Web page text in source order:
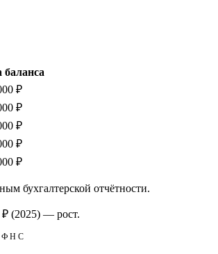
₽
₽
₽
₽
₽
бухгалтерской отчётности.
₽ (2025) — рост.